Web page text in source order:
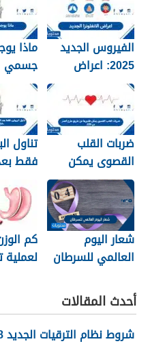
الفيروس الجديد
2025: اعراض
الانفلونزا الجديدة
وطرق العلاج
ماذا
جسمي
ضربات القلب
القصوى يمكن
تقديرها عن طريق
طرح العمر من 220
تناول
فقط
فقده
شعار اليوم
العالمي للسرطان
كم
لعملية
أحدث المقالات
شروط نظام الترقيات الجديد 1448